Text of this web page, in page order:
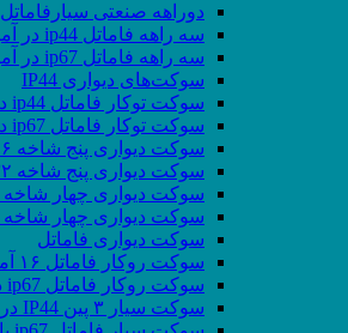
دوراهه صنعتی سیارفاماتل
سه راهه فاماتل ip44 در آمپرهای مختلف
سه راهه فاماتل ip67 در آمپرهای مختلف
سوکت‌های دیواری IP44
سوکت توکار فاماتل ip44 در آمپرهای مختلف
سوکت توکار فاماتل ip67 در آمپرهای مختلف
سوکت دیواری پنج شاخه ۱۶ آمپر
سوکت دیواری پنج شاخه ۳۲ آمپر
سوکت دیواری چهار شاخه ۱۶ آمپر
سوکت دیواری چهار شاخه ۳۲ آمپر
سوکت دیواری فاماتل
سوکت روکار فاماتل ۱۶ آمپر
سوکت روکار فاماتل ip67 در آمپرهای مختلف
سوکت سیار ۳ پین IP44 در آمپرهای مختلف